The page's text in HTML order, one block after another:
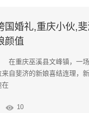
国婚礼,重庆小伙,
颜值
在重庆巫溪县文峰镇，一
来自斐济的新娘喜结连理，
在
10